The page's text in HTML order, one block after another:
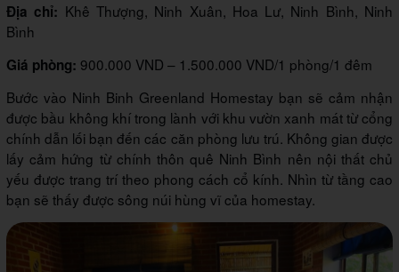
Địa chỉ: Khê Thượng, Ninh Xuân, Hoa Lư, Ninh Bình, Ninh
Bình
Giá phòng: 900.000 VND – 1.500.000 VND/1 phòng/1 đêm
Bước vào Ninh Binh Greenland Homestay bạn sẽ cảm nhận
được bầu không khí trong lành với khu vườn xanh mát từ cổng
chính dẫn lối bạn đến các căn phòng lưu trú. Không gian được
lấy cảm hứng từ chính thôn quê Ninh Bình nên nội thất chủ
yếu được trang trí theo phong cách cổ kính. Nhìn từ tầng cao
bạn sẽ thấy được sông núi hùng vĩ của homestay.